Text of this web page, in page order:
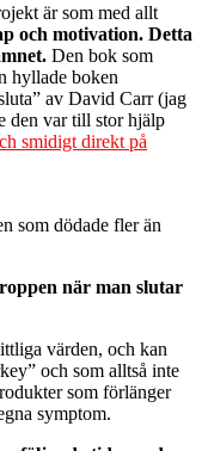
är som med allt
och motivation. Detta
Den bok som
hyllade boken
av David Carr (jag
den var till stor hjälp
smidigt direkt på
som dödade fler än
när man slutar
värden, och kan
och som alltså inte
som förlänger
symptom.